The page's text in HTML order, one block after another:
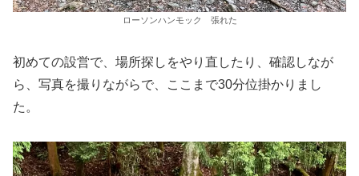
ローソンハンモック 張れた
初めての設営で、場所探しをやり直したり、確認しなが
ら、写真を撮りながらで、ここまで30分位掛かりまし
た。